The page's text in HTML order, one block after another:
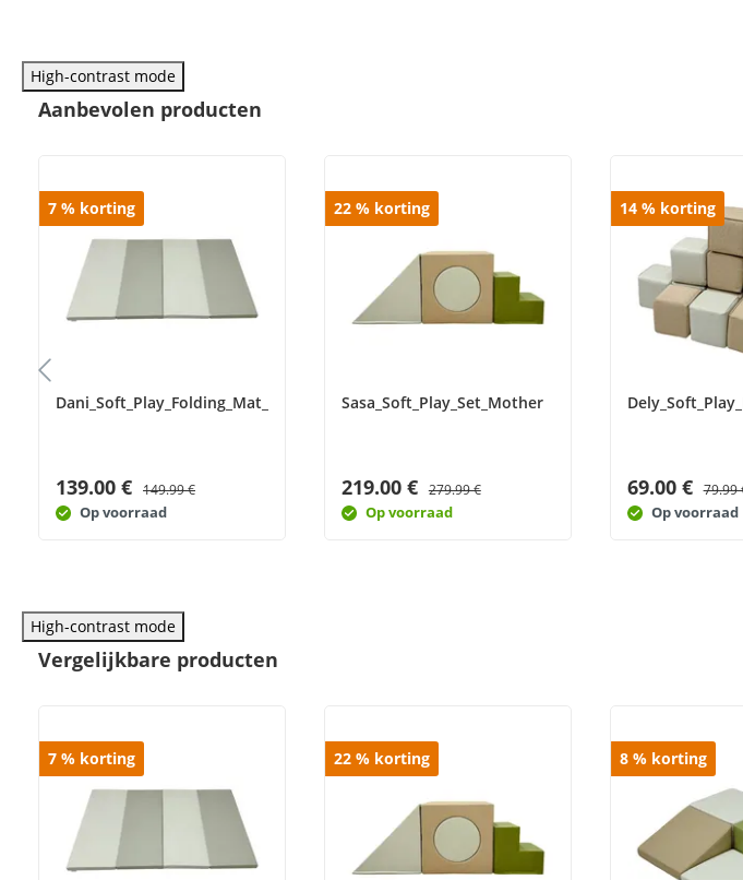
High-contrast mode
Aanbevolen producten
7 % korting
Dani_Soft_Play_Folding_Mat_Mother
139.00 € 149.99 €
Op voorraad
22 % korting
Sasa_Soft_Play_Set_Mother
219.00 € 279.99 €
Op voorraad
14 % korting
69.00 € 79.99
Op voorraad
High-contrast mode
Vergelijkbare producten
7 % korting 22 % korting 8 % korting